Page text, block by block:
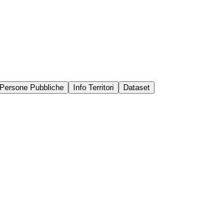
Persone Pubbliche Info Territori Dataset